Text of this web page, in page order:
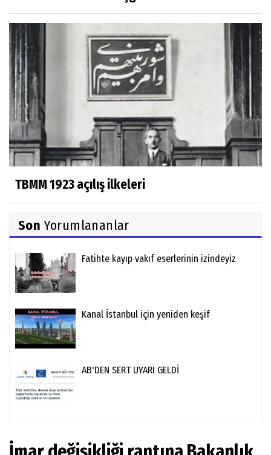
TBMM 1923 açılış ilkeleri
Son Yorumlananlar
Fatihte kayıp vakıf eserlerinin izindeyiz
Kanal İstanbul için yeniden keşif
AB'DEN SERT UYARI GELDİ